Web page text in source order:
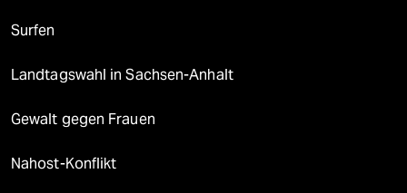
Surfen
Landtagswahl in Sachsen-Anhalt
Gewalt gegen Frauen
Nahost-Konflikt